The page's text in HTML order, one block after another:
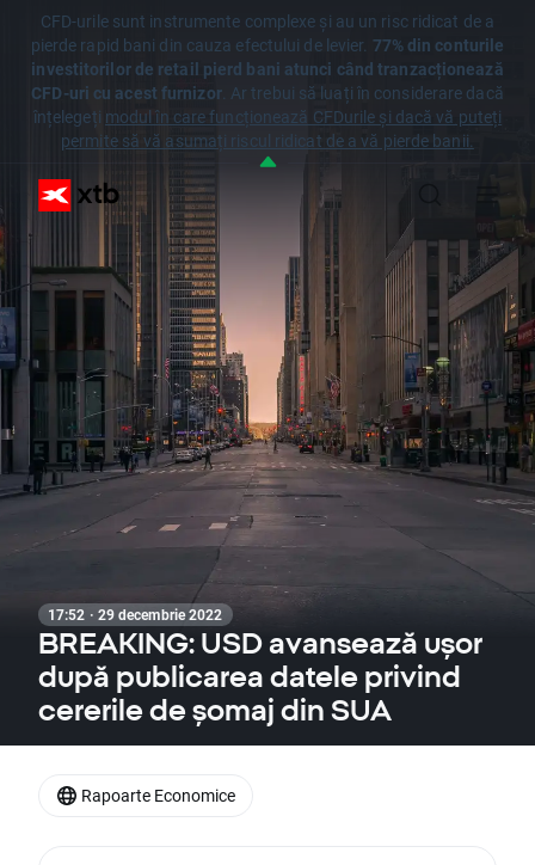
CFD-urile sunt instrumente complexe și au un risc ridicat de a
pierde rapid bani din cauza efectului de levier. 77% din conturile
investitorilor de retail pierd bani atunci când tranzacționează
CFD-uri cu acest furnizor. Ar trebui să luați în considerare dacă
înțelegeți modul în care funcționează CFDurile și dacă vă puteți
permite să vă asumați riscul ridicat de a vă pierde banii.
17:52 · 29 decembrie 2022
BREAKING: USD avansează ușor
după publicarea datele privind
cererile de șomaj din SUA
Rapoarte Economice